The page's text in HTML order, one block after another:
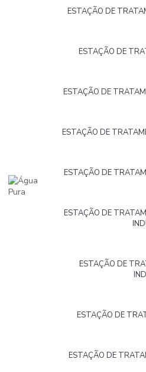
ESTAÇÃO DE
ESTAÇÃO DE
ESTAÇÃO DE
ESTAÇÃO DE
ESTAÇÃO DE
ESTAÇÃO DE
ESTAÇÃO DE
ESTAÇÃO DE
ESTAÇÃO DE